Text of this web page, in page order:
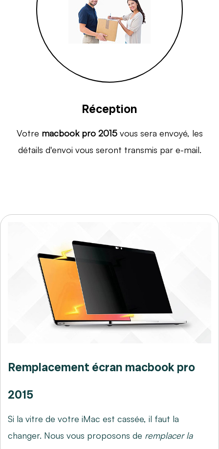
Réception
Votre macbook pro 2015vous sera envoyé, les
détails d'envoi vous seront transmis par e-mail.
Remplacement écran macbook pro
2015
Si la vitre de votre iMac est cassée, il faut la
changer. Nous vous proposons de remplacer la